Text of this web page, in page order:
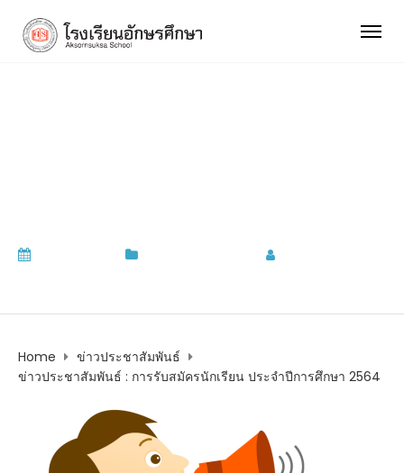
Home
ข่าวประชาสัมพันธ์
ข่าวประชาสัมพันธ์ : การรับสมัครนักเรียน ประจำปีการศึกษา 2564